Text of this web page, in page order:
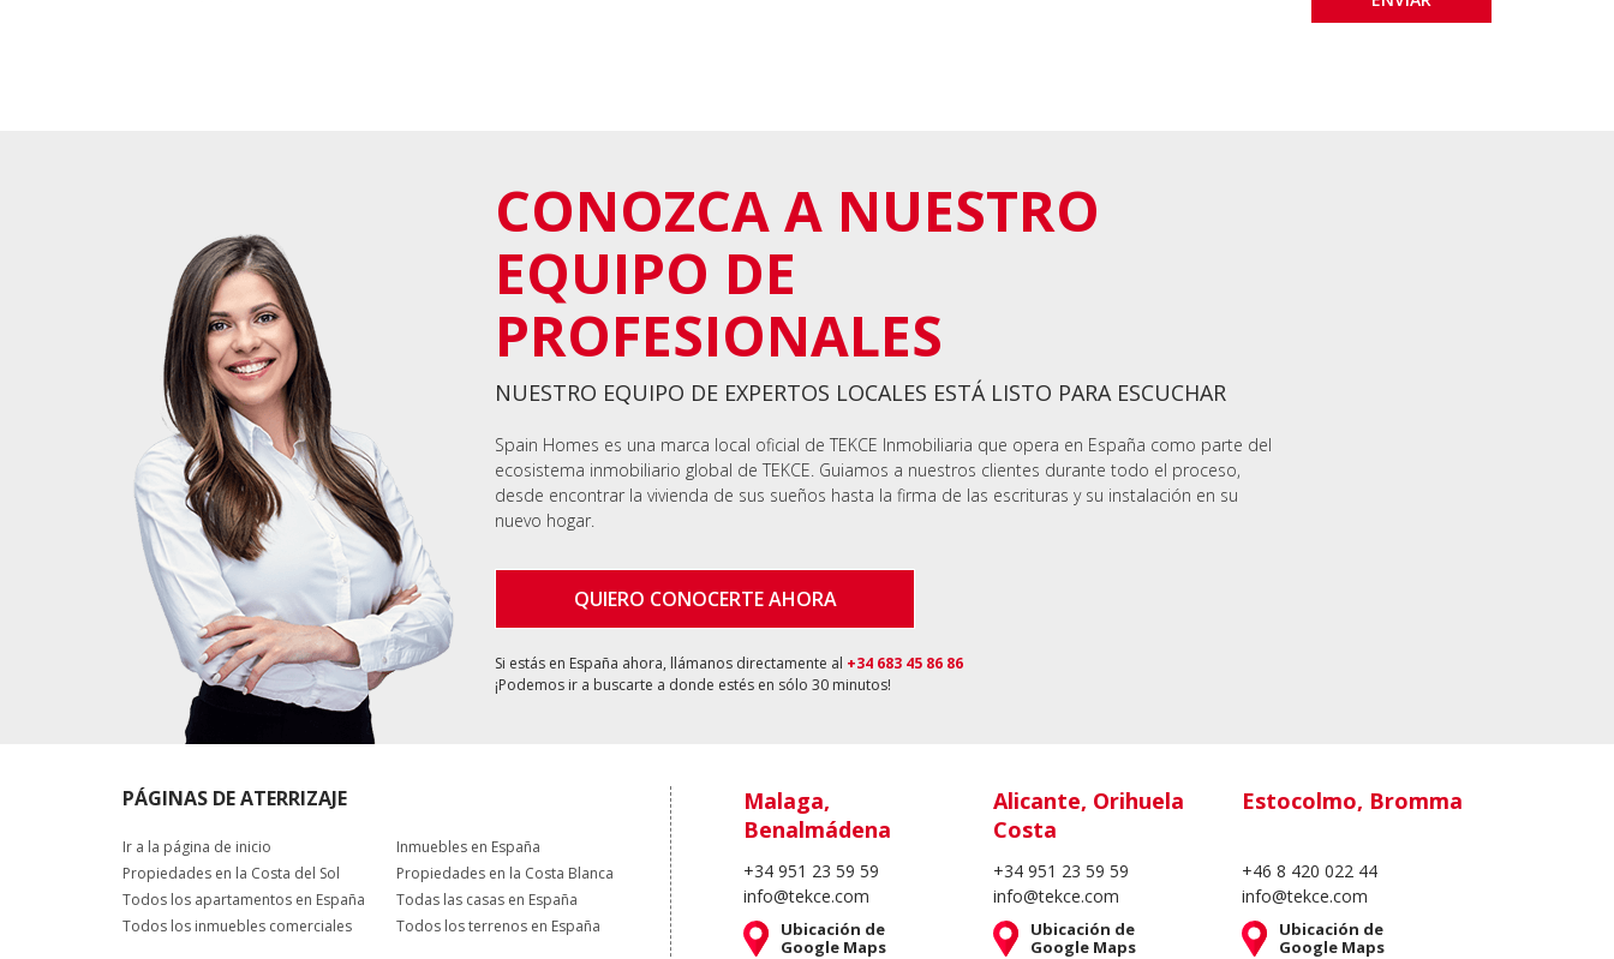
CONOZCA A NUESTRO
EQUIPO DE
PROFESIONALES
NUESTRO EQUIPO DE EXPERTOS LOCALES ESTÁ LISTO PARA ESCUCHAR
Spain Homes es una marca local oficial de TEKCE Inmobiliaria que opera en España como parte del
ecosistema inmobiliario global de TEKCE. Guiamos a nuestros clientes durante todo el proceso,
desde encontrar la vivienda de sus sueños hasta la firma de las escrituras y su instalación en su
nuevo hogar.
QUIERO CONOCERTE AHORA
Si estás en España ahora, llámanos directamente al +34 683 45 86 86
¡Podemos ir a buscarte a donde estés en sólo 30 minutos!
PÁGINAS DE ATERRIZAJE
Ir a la página de inicio
Inmuebles en España
Propiedades en la Costa del Sol
Propiedades en la Costa Blanca
Todos los apartamentos en España
Todas las casas en España
Todos los inmuebles comerciales
Todos los terrenos en España
Malaga,
Benalmádena
+34 951 23 59 59
info@tekce.com
Ubicación de
Google Maps
Alicante, Orihuela
Costa
+34 951 23 59 59
info@tekce.com
Ubicación de
Google Maps
Estocolmo, Bromma
+46 8 420 022 44
info@tekce.com
Ubicación de
Google Maps